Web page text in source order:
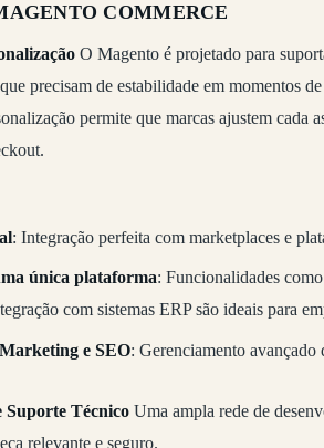
COMMERCE
O Magento é projetado para
precisam de estabilidade em momentos
permite que marcas ajustem cada
: Integração perfeita com marketplaces e
única plataforma: Funcionalidades
com sistemas ERP são ideais para
e SEO: Gerenciamento
Suporte TécnicoUma ampla rede de
relevante e seguro.